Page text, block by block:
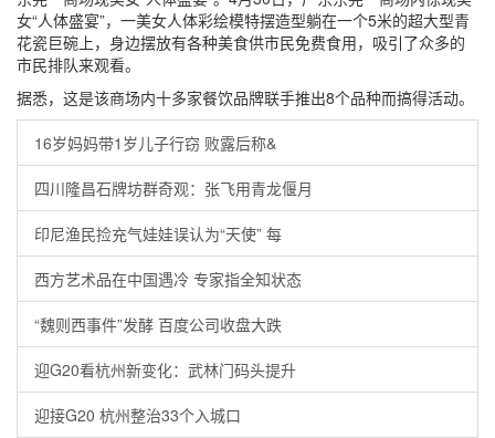
女“人体盛宴”，一美女人体彩绘模特摆造型躺在一个5米的超大型青
花瓷巨碗上，身边摆放有各种美食供市民免费食用，吸引了众多的
市民排队来观看。
据悉，这是该商场内十多家餐饮品牌联手推出8个品种而搞得活动。
16岁妈妈带1岁儿子行窃 败露后称&
四川隆昌石牌坊群奇观：张飞用青龙偃月
印尼渔民捡充气娃娃误认为“天使” 每
西方艺术品在中国遇冷 专家指全知状态
“魏则西事件”发酵 百度公司收盘大跌
迎G20看杭州新变化：武林门码头提升
迎接G20 杭州整治33个入城口